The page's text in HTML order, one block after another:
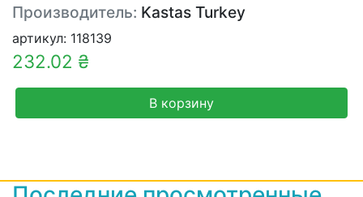
Производитель: Kastas Turkey
артикул: 118139
232.02 ₴
В корзину